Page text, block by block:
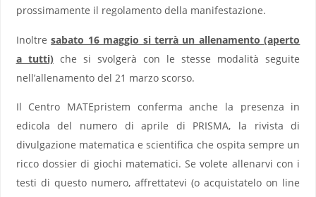
prossimamente il regolamento della manifestazione.
Inoltresabato 16 maggio si terrà un allenamento (aperto
a tutti)che si svolgerà con le stesse modalità seguite
nell’allenamento del 21 marzo scorso.
Il Centro MATEpristem conferma anche la presenza in
edicola del numero di aprile di PRISMA, la rivista di
divulgazione matematica e scientifica che ospita sempre un
ricco dossier di giochi matematici. Se volete allenarvi con i
testi di questo numero, affrettatevi (o acquistatelo on line